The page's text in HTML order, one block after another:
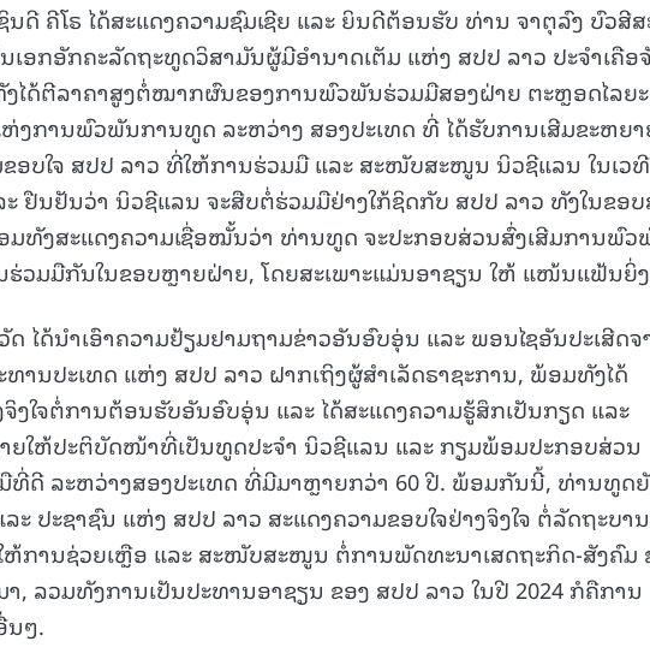
ນດີ ຄີໂຣ ໄດ້ສະແດງຄວາມຊົມເຊີຍ ແລະ ຍິນດີຕ້ອນຮັບ ທ່ານ ຈາຕຸລົງ ບົວສີ
ເອກອັກຄະລັດຖະທູດວິສາມັນຜູ້ມີອຳນາດເຕັມ ແຫ່ງ ສປປ ລາວ ປະຈໍາເຄືອ
ໄດ້ຕີລາຄາສູງຕໍ່ໝາກຜົນຂອງການພົວພັນຮ່ວມມືສອງຝ່າຍ ຕະຫຼອດໄລຍະ
ງການພົວພັນການທູດ ລະຫວ່າງ ສອງປະເທດ ທີ່ ໄດ້ຮັບການເສີມຂະຫຍ
ຂອບໃຈ ສປປ ລາວ ທີ່ໃຫ້ການຮ່ວມມື ແລະ ສະໜັບສະໜູນ ນິວຊີແລນ ໃນເວທີ
ຢືນຢັນວ່າ ນິວຊີແລນ ຈະສືບຕໍ່ຮ່ວມມືຢ່າງໃກ້ຊິດກັບ ສປປ ລາວ ທັງໃນຂອ
ມທັງສະແດງຄວາມເຊື່ອໝັ້ນວ່າ ທ່ານທູດ ຈະປະກອບສ່ວນສົ່ງເສີມການພົ
ວມມືກັນໃນຂອບຫຼາຍຝ່າຍ, ໂດຍສະເພາະແມ່ນອາຊຽນ ໃຫ້ ແໜ້ນແຟ້ນຍິ່
ໄດ້ນໍາເອົາຄວາມຢ້ຽມຢາມຖາມຂ່າວອັນອົບອຸ່ນ ແລະ ພອນໄຊອັນປະເສີດຈ
ານປະເທດ ແຫ່ງ ສປປ ລາວ ຝາກເຖິງຜູ້ສຳເລັດຣາຊະການ, ພ້ອມທັງໄດ້
ຈິງໃຈຕໍ່ການຕ້ອນຮັບອັນອົບອຸ່ນ ແລະ ໄດ້ສະແດງຄວາມຮູ້ສຶກເປັນກຽດ ແລະ
ໃຫ້ປະຕິບັດໜ້າທີ່ເປັນທູດປະຈໍາ ນິວຊີແລນ ແລະ ກຽມພ້ອມປະກອບສ່ວນ
ທີ່ດີ ລະຫວ່າງສອງປະເທດ ທີ່ມີມາຫຼາຍກວ່າ 60 ປີ. ພ້ອມກັນນີ້, ທ່ານທູດຍັ
ປະຊາຊົນ ແຫ່ງ ສປປ ລາວ ສະແດງຄວາມຂອບໃຈຢ່າງຈິງໃຈ ຕໍ່ລັດຖະບາ
ຫ້ການຊ່ວຍເຫຼືອ ແລະ ສະໜັບສະໜູນ ຕໍ່ການພັດທະນາເສດຖະກິດ-ສັງຄົມ
າ, ລວມທັງການເປັນປະທານອາຊຽນ ຂອງ ສປປ ລາວ ໃນປີ 2024 ກໍຄືການ
ນໆ.